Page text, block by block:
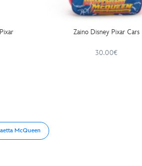
Zaino Disney Pixar Cars
30.00€
McQueen